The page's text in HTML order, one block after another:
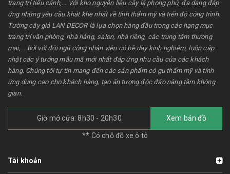
trang trí tiểu cảnh,... Với kho nguyên liệu cây lá phong phú, đa dạng đáp
ứng những yêu cầu khắt khe nhất về tính thẩm mỹ và tiến độ công trình.
Tường cây giả LAN DECOR là lựa chọn hàng đầu trong các hạng mục
trang trí văn phòng, nhà hàng, salon, nhà riêng, các trung tâm thương
mại,... bởi với đội ngũ công nhân viên có bề dày kinh nghiệm, luôn cập
nhật các ý tưởng mẫu mã mới nhất đáp ứng nhu cầu của các khách
hàng. Chúng tôi tự tin mang đến các sản phẩm có gu thẩm mỹ và tính
ứng dụng cao cho khách hàng, tạo ấn tượng độc đáo nâng tầm không
gian.
Giờ mở cửa: 8h30 - 20h30 Xem bản đồ
** Có chỗ đỗ xe ô tô
Tài khoản